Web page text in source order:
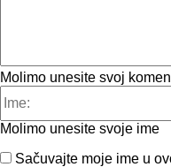
Molimo unesite svoj
Molimo unesite svoje ime
Sačuvajte moje ime u